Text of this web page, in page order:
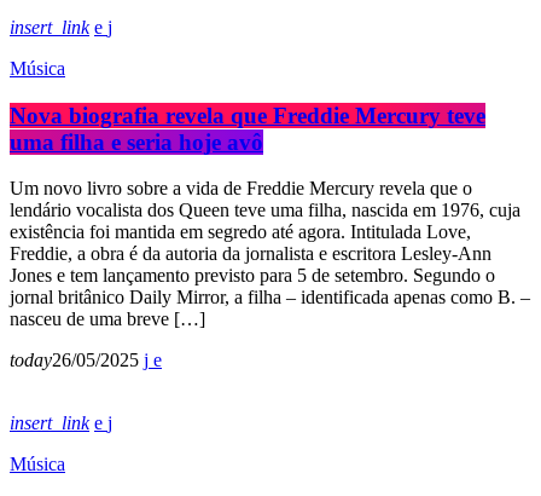
insert_link
Música
Nova biografia revela que Freddie Mercury teve
uma filha e seria hoje avô
Um novo livro sobre a vida de Freddie Mercury revela que o
lendário vocalista dos Queen teve uma filha, nascida em 1976, cuja
existência foi mantida em segredo até agora. Intitulada Love,
Freddie, a obra é da autoria da jornalista e escritora Lesley-Ann
Jones e tem lançamento previsto para 5 de setembro. Segundo o
jornal britânico Daily Mirror, a filha – identificada apenas como B. –
nasceu de uma breve […]
today26/05/2025
insert_link
Música